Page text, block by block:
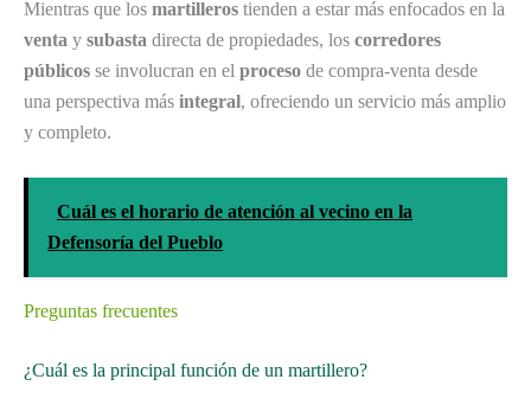
Mientras que los martilleros tienden a estar más enfocados en la
venta y subasta directa de propiedades, los corredores
públicos se involucran en el proceso de compra-venta desde
una perspectiva más integral, ofreciendo un servicio más amplio
y completo.
Cuál es el horario de atención al vecino en la
Defensoría del Pueblo
Preguntas frecuentes
¿Cuál es la principal función de un martillero?